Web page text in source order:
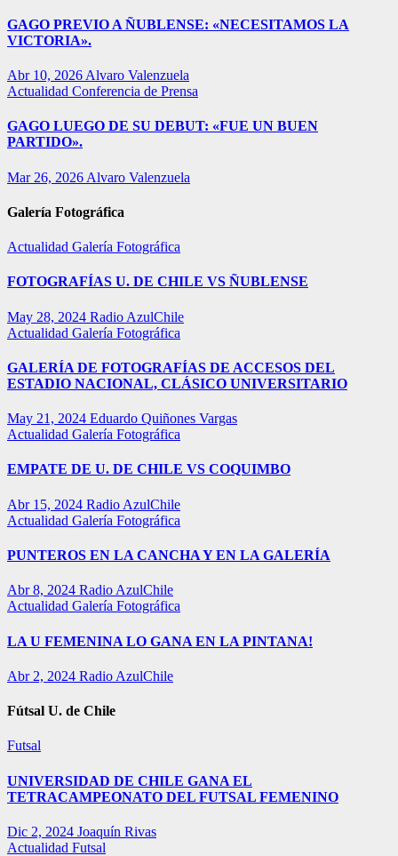
GAGO PREVIO A ÑUBLENSE: «NECESITAMOS LA
VICTORIA».
Abr 10, 2026 Alvaro Valenzuela
Actualidad Conferencia de Prensa
GAGO LUEGO DE SU DEBUT: «FUE UN BUEN
PARTIDO».
Mar 26, 2026 Alvaro Valenzuela
Galería Fotográfica
Actualidad Galería Fotográfica
FOTOGRAFÍAS U. DE CHILE VS ÑUBLENSE
May 28, 2024 Radio AzulChile
Actualidad Galería Fotográfica
GALERÍA DE FOTOGRAFÍAS DE ACCESOS DEL
ESTADIO NACIONAL, CLÁSICO UNIVERSITARIO
May 21, 2024 Eduardo Quiñones Vargas
Actualidad Galería Fotográfica
EMPATE DE U. DE CHILE VS COQUIMBO
Abr 15, 2024 Radio AzulChile
Actualidad Galería Fotográfica
PUNTEROS EN LA CANCHA Y EN LA GALERÍA
Abr 8, 2024 Radio AzulChile
Actualidad Galería Fotográfica
LA U FEMENINA LO GANA EN LA PINTANA!
Abr 2, 2024 Radio AzulChile
Fútsal U. de Chile
Futsal
UNIVERSIDAD DE CHILE GANA EL
TETRACAMPEONATO DEL FUTSAL FEMENINO
Dic 2, 2024 Joaquín Rivas
Actualidad Futsal